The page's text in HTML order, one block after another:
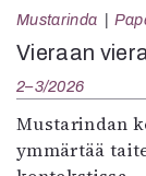
Mustarinda
Vieraan
2–3/2026
Mustarindan
ymmärtää